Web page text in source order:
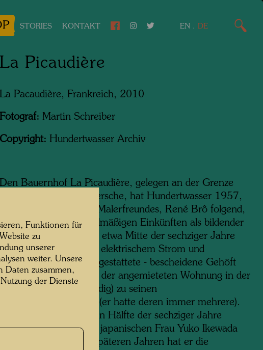
STORIES KONTAKT EN . DE
La Picaudière
La Pacaudière, Frankreich, 2010
Fotograf: Martin Schreiber
Copyright: Hundertwasser Archiv
Den Bauernhof La Picaudière, gelegen an der Grenze
von Normandie und Persche, hat Hundertwasser 1957,
einem Hinweis seines Malerfreundes, René Brô folgend,
von seinen ersten regelmäßigen Einkünften als bildender
Künstler erworben. Bis etwa Mitte der sechziger Jahre
gehörte das - nicht mit elektrischem Strom und
fließendem Wasser ausgestattete - bescheidene Gehöft
(seit 1962 dann neben der angemieteten Wohnung in der
Casa de Maria in Venedig) zu seinen
Lebensschwerpunkten (er hatte deren immer mehrere).
Hier hat er in der ersten Hälfte der sechziger Jahre
längere Zeit mit seiner japanischen Frau Yuko Ikewada
gelebt und gemalt; in späteren Jahren hat er die
Funktionen für
zu
unserer
weiter. Unsere
Daten zusammen,
der Dienste